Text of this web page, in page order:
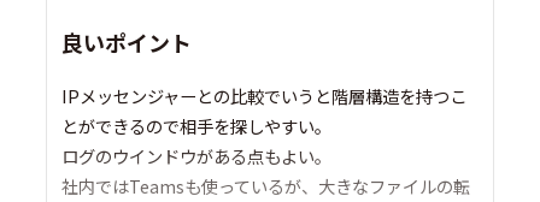
良いポイント
IPメッセンジャーとの比較でいうと階層構造を持つこ
とができるので相手を探しやすい。
ログのウインドウがある点もよい。
社内ではTeamsも使っているが、大きなファイルの転